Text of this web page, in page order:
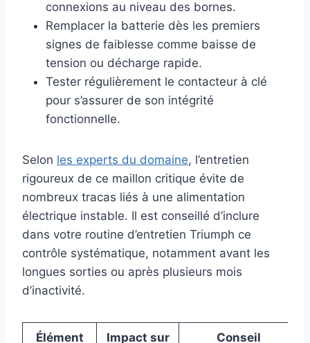
connexions au niveau des bornes.
Remplacer la batterie dès les premiers
signes de faiblesse comme baisse de
tension ou décharge rapide.
Tester régulièrement le contacteur à clé
pour s’assurer de son intégrité
fonctionnelle.
Selon les experts du domaine, l’entretien
rigoureux de ce maillon critique évite de
nombreux tracas liés à une alimentation
électrique instable. Il est conseillé d’inclure
dans votre routine d’entretien Triumph ce
contrôle systématique, notamment avant les
longues sorties ou après plusieurs mois
d’inactivité.
Élément Impact sur Conseil